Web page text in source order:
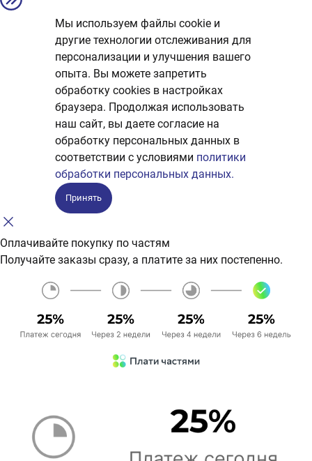
Мы используем файлы cookie и
другие технологии отслеживания для
персонализации и улучшения вашего
опыта. Вы можете запретить
обработку сookies в настройках
браузера. Продолжая использовать
наш сайт, вы даете согласие на
обработку персональных данных в
соответствии с условиями политики
обработки персональных данных.
Принять
Оплачивайте покупку по частям
Получайте заказы сразу, а платите за них постепенно.